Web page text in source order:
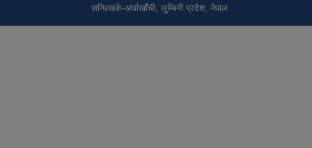
सन्धिखर्क-अर्घाखाँची, लुम्बिनी प्रदेश, नेपाल